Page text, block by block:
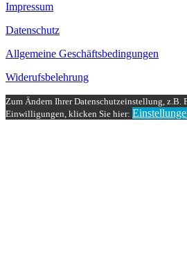
Impressum
Datenschutz
Allgemeine Geschäftsbedingungen
Widerufsbelehrung
Zum Ändern Ihrer Datenschutzeinstellung, z.B.
Einwilligungen, klicken Sie hier: